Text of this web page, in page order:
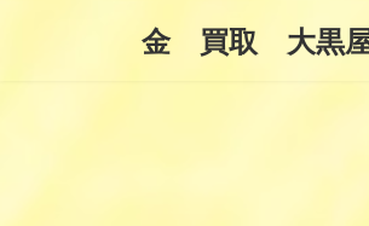
金 買取 大黒